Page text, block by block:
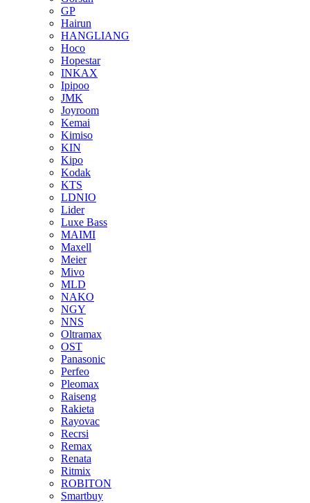
GP
Hairun
HANGLIANG
Hoco
Hopestar
INKAX
Ipipoo
JMK
Joyroom
Kemai
Kimiso
KIN
Kipo
Kodak
KTS
LDNIO
Lider
Luxe Bass
MAIMI
Maxell
Meier
Mivo
MLD
NAKO
NGY
NNS
Oltramax
OST
Panasonic
Perfeo
Pleomax
Raiseng
Rakieta
Rayovac
Recrsi
Remax
Renata
Ritmix
ROBITON
Smartbuy